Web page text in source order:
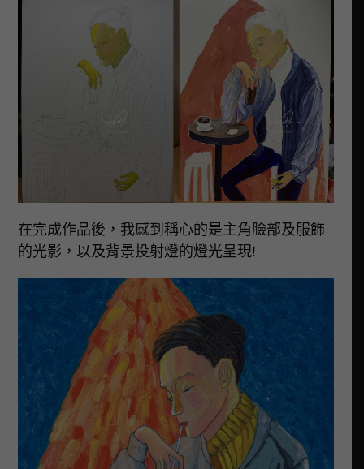
在完成作品後，我感到稱心的是主角臉部及服飾
的光影，以及背景投射燈的燈光呈現!